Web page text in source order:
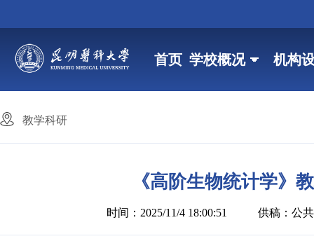
首页 学校概况 机构
教学科研
《高阶生物统计学》
时间：2025/11/4 18:00:51 供稿：公